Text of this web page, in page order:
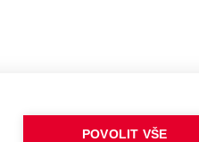
POVOLIT VŠE